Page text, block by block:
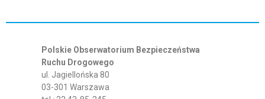
Polskie Obserwatorium Bezpieczeństwa
Ruchu Drogowego
ul. Jagiellońska 80
03-301 Warszawa